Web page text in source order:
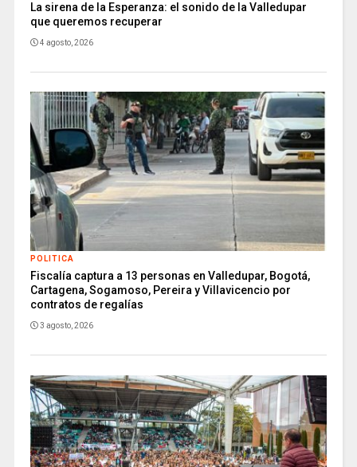
La sirena de la Esperanza: el sonido de la Valledupar
que queremos recuperar
4 agosto, 2026
POLITICA
Fiscalía captura a 13 personas en Valledupar, Bogotá,
Cartagena, Sogamoso, Pereira y Villavicencio por
contratos de regalías
3 agosto, 2026